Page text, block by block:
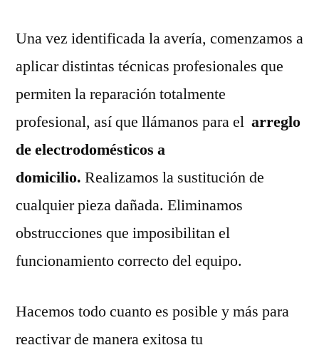
Una vez identificada la avería, comenzamos a
aplicar distintas técnicas profesionales que
permiten la reparación totalmente
profesional, así que llámanos para el arreglo
de electrodomésticos a
domicilio. Realizamos la sustitución de
cualquier pieza dañada. Eliminamos
obstrucciones que imposibilitan el
funcionamiento correcto del equipo.
Hacemos todo cuanto es posible y más para
reactivar de manera exitosa tu